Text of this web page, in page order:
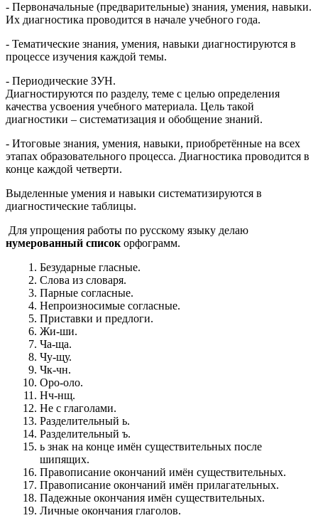
- Первоначальные (предварительные) знания, умения, навыки.
Их диагностика проводится в начале учебного года.
- Тематические знания, умения, навыки диагностируются в
процессе изучения каждой темы.
- Периодические ЗУН.
Диагностируются по разделу, теме с целью определения
качества усвоения учебного материала. Цель такой
диагностики – систематизация и обобщение знаний.
- Итоговые знания, умения, навыки, приобретённые на всех
этапах образовательного процесса. Диагностика проводится в
конце каждой четверти.
Выделенные умения и навыки систематизируются в
диагностические таблицы.
Для упрощения работы по русскому языку делаю
нумерованный список орфограмм.
Безударные гласные.
Слова из словаря.
Парные согласные.
Непроизносимые согласные.
Приставки и предлоги.
Жи-ши.
Ча-ща.
Чу-щу.
Чк-чн.
Оро-оло.
Нч-нщ.
Не с глаголами.
Разделительный ь.
Разделительный ъ.
ь знак на конце имён существительных после
шипящих.
Правописание окончаний имён существительных.
Правописание окончаний имён прилагательных.
Падежные окончания имён существительных.
Личные окончания глаголов.